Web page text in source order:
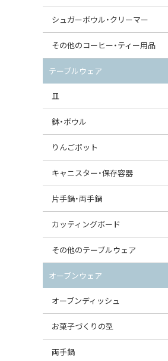
ティーポット
コーヒーポット
シュガーボウル・クリーマー
シュガーボウル
クリーマー
その他のコーヒー・ティー用品
ポットウォーマー
ピッチャー
コーヒードリッパー
すべて見る
テーブルウェア
皿
大皿（24cm〜）
中皿（18〜24cm）
丸皿
スープ皿
ダルマプレート
たまご型プレート
ハート型プレート
鉢・ボウル
大鉢（21cm〜）
中鉢（16〜21cm）
丸鉢・どんぶり・ボウル
茶碗
オーバルボウル
ハートボウル
りんごポット
りんごポット
りんごポット小
キャニスター・保存容器
キャニスター
つぼ
ガーリックポット
オニオンキャニスター
ガーリックキャニスター
片手鍋・両手鍋
ソースパン（片手鍋）
スープチュリーン
カッティングボード
角型カッティングボード
丸型カッティングボード
すべて見る
その他のテーブルウェア
調味料入れ
グレイヴィーボート
エッグカップ
オーブンウェア
オーブンディッシュ
大型（24cm〜）
中型（18〜24cm）
お菓子づくりの型
パウンド型
両手鍋